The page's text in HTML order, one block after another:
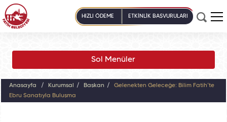
HIZLI ÖDEME ETKİNLİK BAŞVURULARI
Sol Menüler
Anasayfa Kurumsal Başkan
Gelenekten Geleceğe: Bilim Fatih’te
Ebru Sanatıyla Buluşma